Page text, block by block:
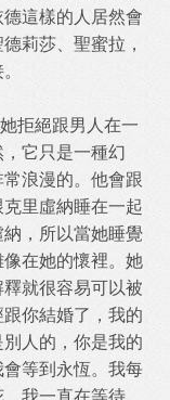
這樣的人居然會
莉莎、聖蜜拉，
拒絕跟男人在一
它只是一種幻
浪漫的。他會跟
里虛納睡在一起
，所以當她睡覺
在她的懷裡。她
就很容易可以被
你結婚了，我的
人的，你是我的
等到永恆。我每
我一直在等待，